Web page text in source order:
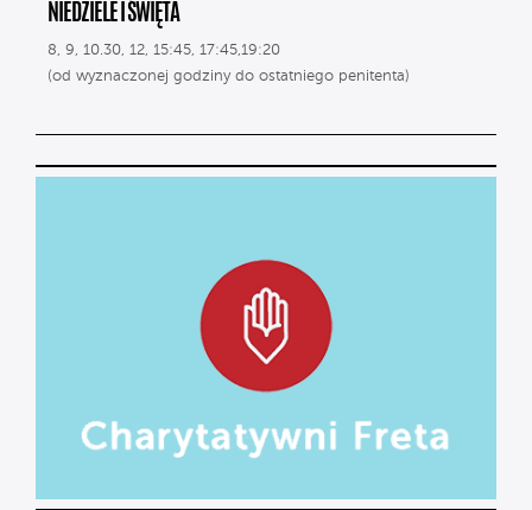
NIEDZIELE I ŚWIĘTA
8, 9, 10.30, 12, 15:45, 17:45,19:20
(od wyznaczonej godziny do ostatniego penitenta)